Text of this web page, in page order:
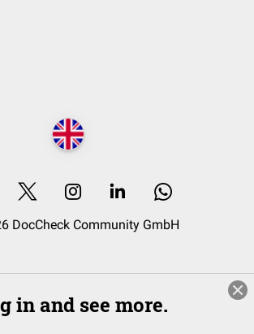
DocCheck Community GmbH
in and see more.